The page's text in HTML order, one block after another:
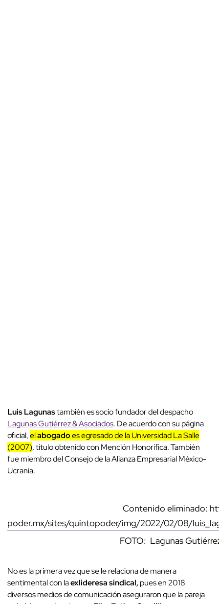
Luis Lagunastambién es socio fundador del despacho
Lagunas Gutiérrez & Asociados. De acuerdo con su página
oficial,elabogadoes egresado de la Universidad La Salle
(2007), título obtenido con Mención Honorífica. También
fue miembro del Consejo de la Alianza Empresarial México-
Ucrania.
Contenido eliminado:
poder.mx/sites/quintopoder/img/2022/02/08/
FOTO: Lagunas
No es la primera vez que se le relaciona de manera
sentimental con laexlideresa sindical, pues en 2018
diversos medios de comunicación aseguraron que la pareja